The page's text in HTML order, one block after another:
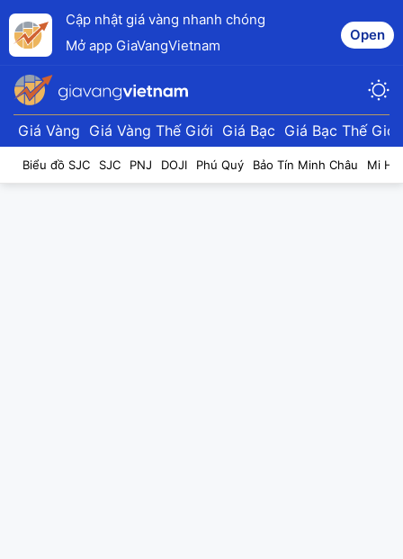
Cập nhật giá vàng nhanh chóng
Mở app GiaVangVietnam
Open
Giá Vàng Giá Vàng Thế Giới Giá Bạc Giá Bạc Thế Giới
Biểu đồ SJC SJC PNJ DOJI Phú Quý Bảo Tín Minh Châu Mi